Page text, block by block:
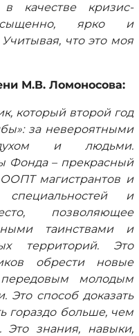
качестве кризис-
ярко и
что это моя
М.В. Ломоносова:
который второй год
за невероятными
и людьми.
Фонда – прекрасный
магистрантов и
специальностей и
позволяющее
таинствами и
территорий. Это
обрести новые
молодым
Это способ доказать
гораздо больше, чем
Это знания, навыки,